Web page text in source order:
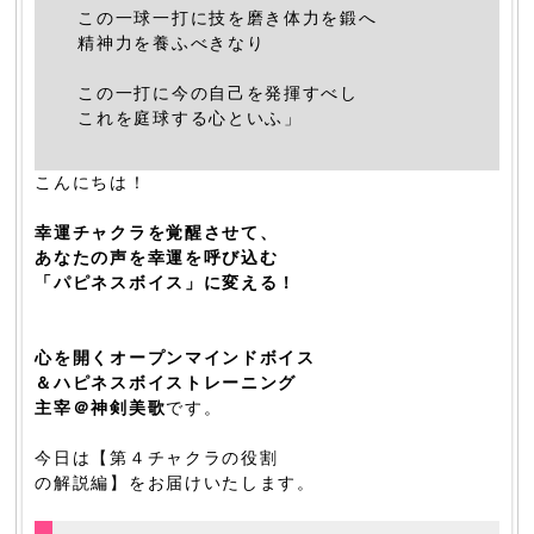
この一球一打に技を磨き体力を鍛へ
精神力を養ふべきなり
この一打に今の自己を発揮すべし
これを庭球する心といふ」
こんにちは！
幸運チャクラを覚醒させて、
あなたの声を幸運を呼び込む
「パピネスボイス」に変える！
心を開くオープンマインドボイス
＆ハピネスボイストレーニング
主宰＠神剣美歌です。
今日は【第４チャクラの役割
の解説編】をお届けいたします。